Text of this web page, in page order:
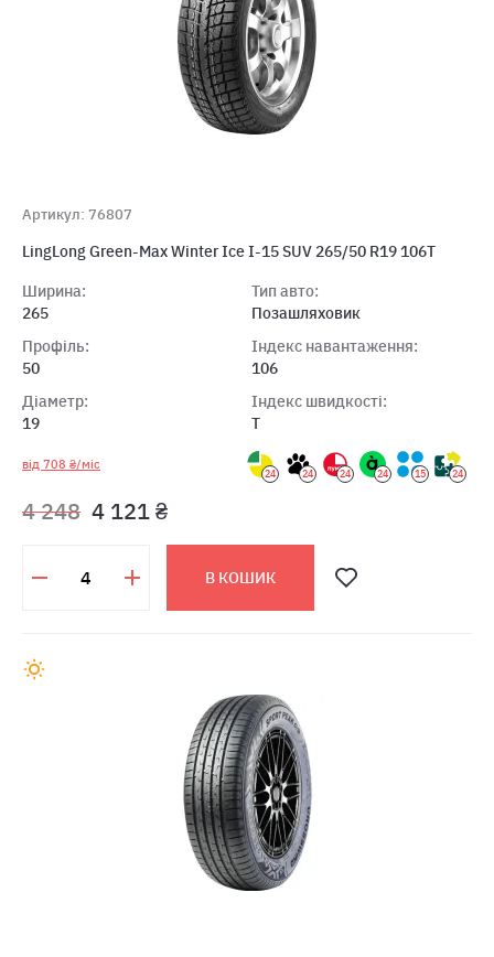
Артикул: 76807
LingLong Green-Max Winter Ice I-15 SUV 265/50 R19 106T
Ширина:
265
Профіль:
50
Діаметр:
19
Тип авто:
Позашляховик
Індекс навантаження:
106
Індекс швидкості:
T
від 708 ₴/міс
24 24 24 24 15 24
4 248 4 121 ₴
В КОШИК